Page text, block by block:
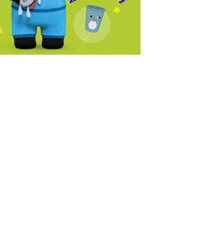
Do košíku